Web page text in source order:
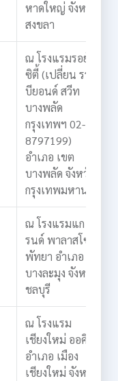
หาดใหญ่ จังหวัด
สงขลา
ณ โรงแรมรอยัล
ซิตี้ (เปลี่ยน รร.
บียอนด์ สวีท
บางพลัด
กรุงเทพฯ 02-
8797199)
อำเภอ เขต
บางพลัด จังหวัด
กรุงเทพมหานคร
ณ โรงแรมแก
รนด์ พาลาสโซ่
พัทยา อำเภอ
บางละมุง จังหวัด
ชลบุรี
ณ โรงแรม
เชียงใหม่ ออคิด
อำเภอ เมือง
เชียงใหม่ จังหวัด